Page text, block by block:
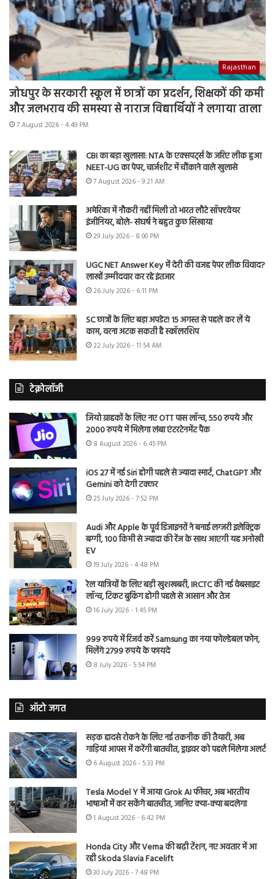
Rajasthan
जोधपुर के सरकारी स्कूल में छात्रों का प्रदर्शन, शिक्षकों की कमी
और जलभराव की समस्या से नाराज विद्यार्थियों ने लगाया ताला
7 August 2026 - 4:49 PM
CBI का बड़ा खुलासा: NTA के एक्सपर्ट्स के जरिए लीक हुआ
NEET-UG का पेपर, चार्जशीट में चौंकाने वाले खुलासे
7 August 2026 - 9:21 AM
अमेरिका में नौकरी नहीं मिली तो भारत लौटे सॉफ्टवेयर
इंजीनियर, बोले- संघर्ष ने बहुत कुछ सिखाया
29 July 2026 - 8:00 PM
UGC NET Answer Key में देरी की वजह पेपर लीक विवाद?
लाखों उम्मीदवार कर रहे इंतजार
26 July 2026 - 6:11 PM
SC छात्रों के लिए बड़ा अपडेट! 15 अगस्त से पहले कर लें ये
काम, वरना अटक सकती है स्कॉलरशिप
22 July 2026 - 11:54 AM
टेक्नोलॉजी
जियो ग्राहकों के लिए नए OTT पास लॉन्च, 550 रुपये और
2000 रुपये में मिलेगा लंबा एंटरटेनमेंट पैक
8 August 2026 - 6:45 PM
iOS 27 में नई Siri होगी पहले से ज्यादा स्मार्ट, ChatGPT और
Gemini को देगी टक्कर
25 July 2026 - 7:52 PM
Audi और Apple के पूर्व डिजाइनरों ने बनाई लग्जरी इलेक्ट्रिक
बग्गी, 100 किमी से ज्यादा की रेंज के साथ आएगी यह अनोखी
EV
19 July 2026 - 4:48 PM
रेल यात्रियों के लिए बड़ी खुशखबरी, IRCTC की नई वेबसाइट
लॉन्च, टिकट बुकिंग होगी पहले से आसान और तेज
16 July 2026 - 1:45 PM
999 रुपये में रिजर्व करें Samsung का नया फोल्डेबल फोन,
मिलेंगे 2799 रुपये के फायदे
8 July 2026 - 5:54 PM
ऑटो जगत
सड़क हादसे रोकने के लिए नई तकनीक की तैयारी, अब
गाड़ियां आपस में करेंगी बातचीत, ड्राइवर को पहले मिलेगा अलर्ट
6 August 2026 - 5:33 PM
Tesla Model Y में आया Grok AI फीचर, अब भारतीय
भाषाओं में कर सकेंगे बातचीत, जानिए क्या-क्या बदलेगा
1 August 2026 - 6:42 PM
Honda City और Verna की बढ़ी टेंशन, नए अवतार में आ
रही Skoda Slavia Facelift
30 July 2026 - 7:48 PM